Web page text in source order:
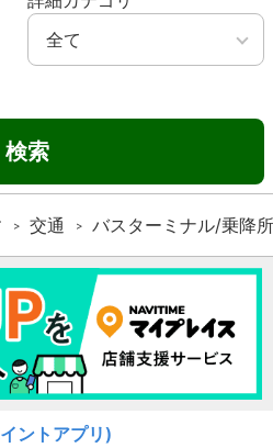
検索
交通 バスターミナル/乗降所
ントアプリ)